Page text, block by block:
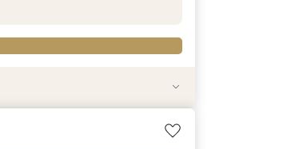
景オーシャンビュー＆4万円牛
レゼント×本音の見積比較フェア
×絶景オーシャンビューでの感